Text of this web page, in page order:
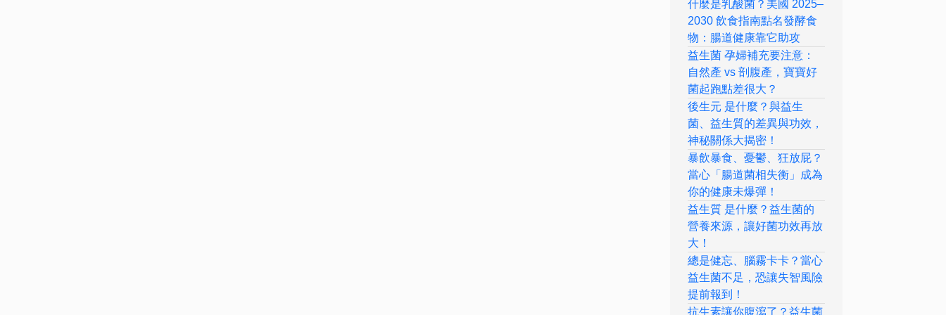
什麼是乳酸菌？美國 2025–
2030 飲食指南點名發酵食
物：腸道健康靠它助攻
益生菌 孕婦補充要注意：
自然產 vs 剖腹產，寶寶好
菌起跑點差很大？
後生元 是什麼？與益生
菌、益生質的差異與功效，
神秘關係大揭密！
暴飲暴食、憂鬱、狂放屁？
當心「腸道菌相失衡」成為
你的健康未爆彈！
益生質 是什麼？益生菌的
營養來源，讓好菌功效再放
大！
總是健忘、腦霧卡卡？當心
益生菌不足，恐讓失智風險
提前報到！
抗生素讓你腹瀉了？益生菌